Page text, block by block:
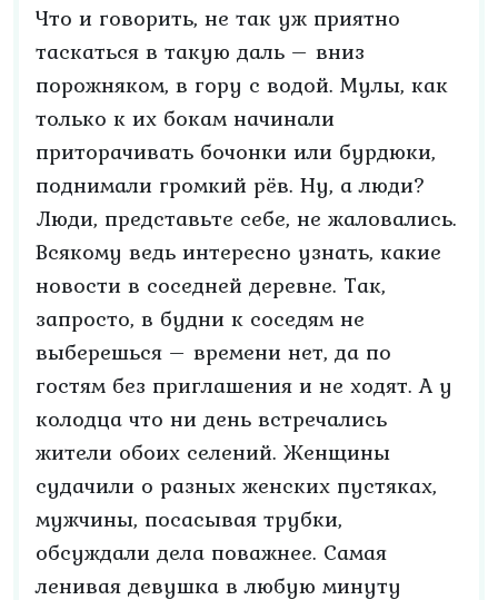
Что и говорить, не так уж приятно
таскаться в такую даль – вниз
порожняком, в гору с водой. Мулы, как
только к их бокам начинали
приторачивать бочонки или бурдюки,
поднимали громкий рёв. Ну, а люди?
Люди, представьте себе, не жаловались.
Всякому ведь интересно узнать, какие
новости в соседней деревне. Так,
запросто, в будни к соседям не
выберешься – времени нет, да по
гостям без приглашения и не ходят. А у
колодца что ни день встречались
жители обоих селений. Женщины
судачили о разных женских пустяках,
мужчины, посасывая трубки,
обсуждали дела поважнее. Самая
ленивая девушка в любую минуту